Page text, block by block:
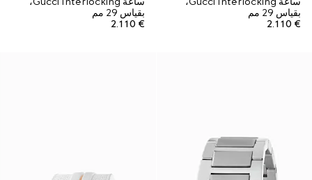
بقياس 29 مم
€ 2.110
بقياس 29 مم
€ 2.110